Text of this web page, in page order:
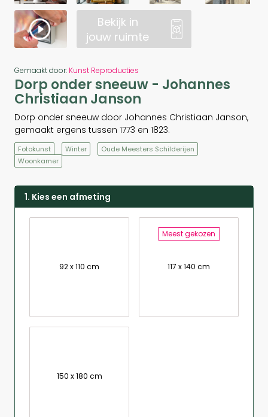
Bekijk in
jouw ruimte
Gemaakt door: Kunst Reproducties
Dorp onder sneeuw - Johannes
Christiaan Janson
Dorp onder sneeuw door Johannes Christiaan Janson,
gemaakt ergens tussen 1773 en 1823.
Fotokunst Winter
Oude Meesters Schilderijen
Woonkamer
1. Kies een afmeting
92 x 110 cm
Meest gekozen
117 x 140 cm
150 x 180 cm